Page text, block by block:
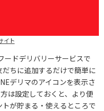
イト
ードデリバリーサービスで
ちに追加するだけで簡単に
デリマのアイコンを表示さ
は設定しておくと、より便
が貯まる・使えるところで